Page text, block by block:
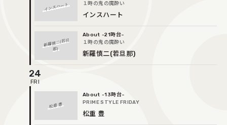
インスハート
１時の鬼の魔酔い
インスハート
新羅慎二(若旦
那)
-21時台
１時の鬼の魔酔い
新羅慎二(若旦那)
24
松重 豊
-13時台
PRIME STYLE FRIDAY
松重 豊